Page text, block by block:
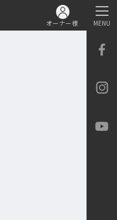
オーナー様 MENU